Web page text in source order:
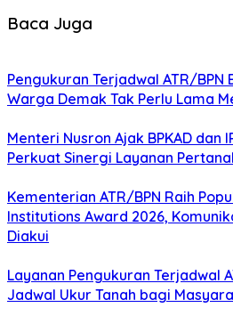
Baca Juga
Pengukuran Terjadwal ATR/BPN
Warga Demak Tak Perlu Lama
Menteri Nusron Ajak BPKAD dan
Perkuat Sinergi Layanan
Kementerian ATR/BPN Raih
Institutions Award 2026,
Diakui
Layanan Pengukuran Terjadwal
Jadwal Ukur Tanah bagi